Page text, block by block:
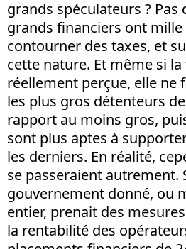
grands spéculateurs ? Pas
grands financiers ont mille
contourner des taxes, et
cette nature. Et même si
réellement perçue, elle ne
les plus gros détenteurs
rapport au moins gros,
sont plus aptes à
les derniers. En réalité,
se passeraient autrement.
gouvernement donné, ou
entier, prenait des
la rentabilité des